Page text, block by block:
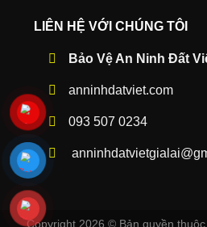
LIÊN HỆ VỚI CHÚNG TÔI
Bảo Vệ An Ninh Đất
anninhdatviet.com
093 507 0234
Copyright 2026 © Bản quyền thuộc